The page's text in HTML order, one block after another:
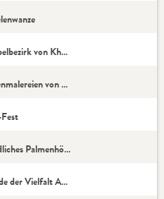
Tempelbezirk von Khajuraho
Felsenmalereien von Bhimetka
Nördliches Palmenhörnchen
Parade der Vielfalt A/B